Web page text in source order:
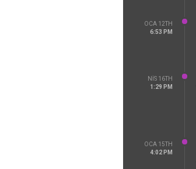
OCA 12TH
6:53 PM
NIS 16TH
1:29 PM
OCA 15TH
4:02 PM